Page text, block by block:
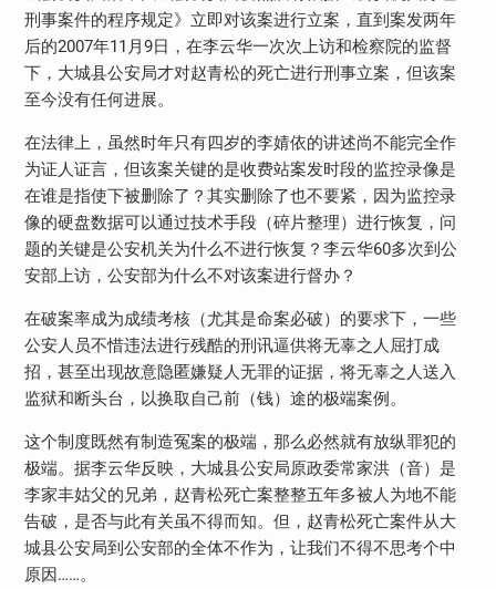
刑事案件的程序规定》立即对该案进行立案，直到案发两年
后的2007年11月9日，在李云华一次次上访和检察院的监督
下，大城县公安局才对赵青松的死亡进行刑事立案，但该案
至今没有任何进展。
在法律上，虽然时年只有四岁的李婧依的讲述尚不能完全作
为证人证言，但该案关键的是收费站案发时段的监控录像是
在谁是指使下被删除了？其实删除了也不要紧，因为监控录
像的硬盘数据可以通过技术手段（碎片整理）进行恢复，问
题的关键是公安机关为什么不进行恢复？李云华60多次到公
安部上访，公安部为什么不对该案进行督办？
在破案率成为成绩考核（尤其是命案必破）的要求下，一些
公安人员不惜违法进行残酷的刑讯逼供将无辜之人屈打成
招，甚至出现故意隐匿嫌疑人无罪的证据，将无辜之人送入
监狱和断头台，以换取自己前（钱）途的极端案例。
这个制度既然有制造冤案的极端，那么必然就有放纵罪犯的
极端。据李云华反映，大城县公安局原政委常家洪（音）是
李家丰姑父的兄弟，赵青松死亡案整整五年多被人为地不能
告破，是否与此有关虽不得而知。但，赵青松死亡案件从大
城县公安局到公安部的全体不作为，让我们不得不思考个中
原因……。